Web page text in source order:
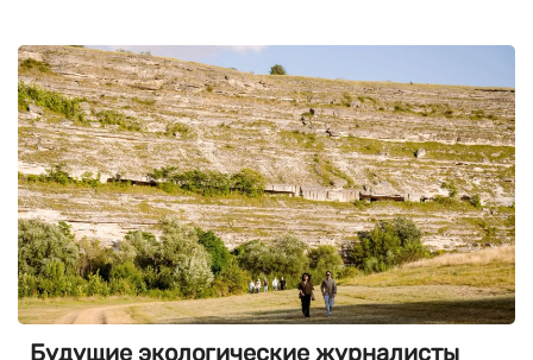
Будущие экологические журналисты